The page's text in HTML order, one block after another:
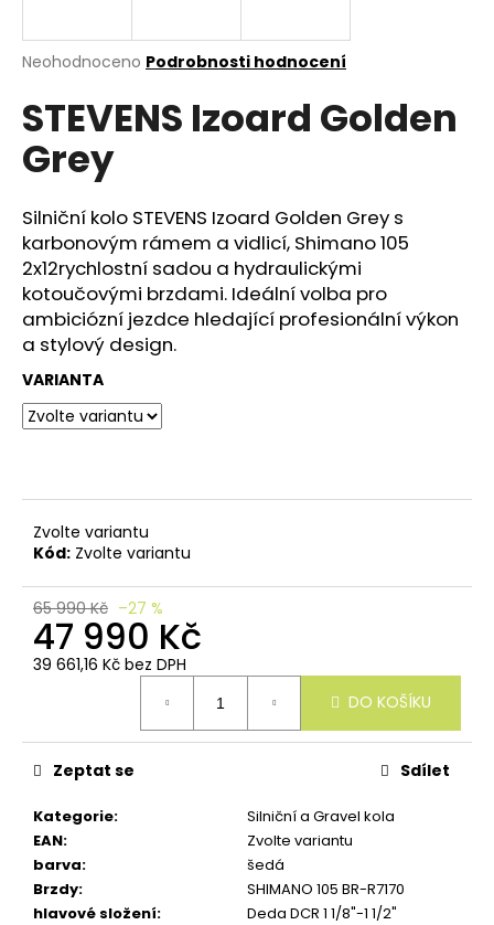
Průměrné
produktu
je
0,0
z
hvězdiček.
Neohodnoceno Podrobnosti hodnocení
STEVENS Izoard Golden
Grey
Silniční kolo STEVENS Izoard Golden Grey s
karbonovým rámem a vidlicí, Shimano 105
2x12rychlostní sadou a hydraulickými
kotoučovými brzdami. Ideální volba pro
ambiciózní jezdce hledající profesionální výkon
a stylový design.
VARIANTA
Zvolte variantu
Kód: Zvolte variantu
65 990 Kč –27 %
47 990 Kč
39 661,16 Kč bez DPH
DO KOŠÍKU
Kategorie:
Silniční a Gravel kola
EAN:
Zvolte variantu
barva:
šedá
Brzdy:
SHIMANO 105 BR-R7170
hlavové složení:
Deda DCR 1 1/8"-1 1/2"
Zeptat se Sdílet
n
a
í
t
?
HLEDAT
D
o
p
u
u
e
m